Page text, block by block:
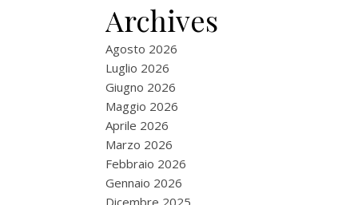
Archives
Agosto 2026
Luglio 2026
Giugno 2026
Maggio 2026
Aprile 2026
Marzo 2026
Febbraio 2026
Gennaio 2026
Dicembre 2025